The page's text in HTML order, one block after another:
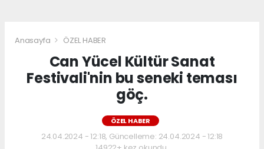
Anasayfa ÖZEL HABER
Can Yücel Kültür Sanat
Festivali'nin bu seneki teması
göç.
ÖZEL HABER
24.04.2024 - 12:18, Güncelleme: 24.04.2024 - 12:18